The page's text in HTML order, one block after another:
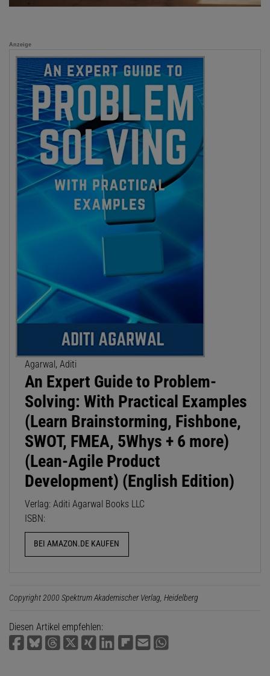
Anzeige
Agarwal, Aditi
An Expert Guide to Problem-
Solving: With Practical Examples
(Learn Brainstorming, Fishbone,
SWOT, FMEA, 5Whys + 6 more)
(Lean-Agile Product
Development) (English Edition)
Verlag: Aditi Agarwal Books LLC
ISBN:
BEI AMAZON.DE KAUFEN
Copyright 2000 Spektrum Akademischer Verlag, Heidelberg
Diesen Artikel empfehlen: